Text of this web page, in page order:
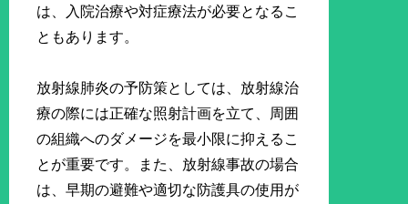
は、入院治療や対症療法が必要となるこ
ともあります。
放射線肺炎の予防策としては、放射線治
療の際には正確な照射計画を立て、周囲
の組織へのダメージを最小限に抑えるこ
とが重要です。また、放射線事故の場合
は、早期の避難や適切な防護具の使用が